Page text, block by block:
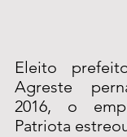
Eleito
Agreste
2016, o
Patriota